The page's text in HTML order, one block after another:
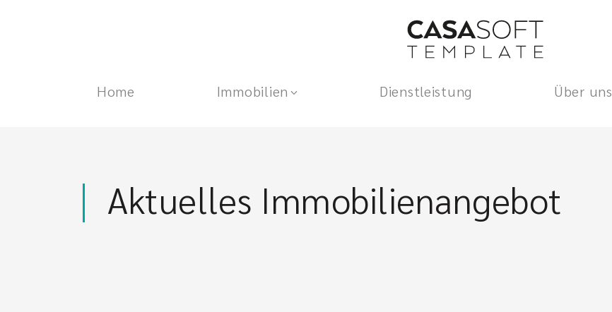
Home Immobilien Dienstleistung Über uns
Aktuelles Immobilienangebot